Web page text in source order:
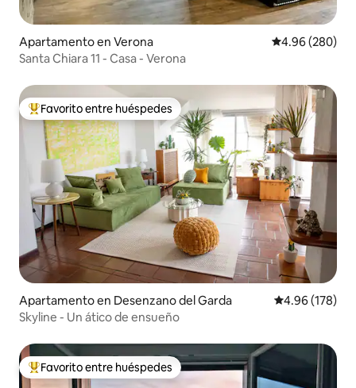
Apartamento en Verona Calificación
4.96 (280)
Santa Chiara 11 - Casa - Verona
Favorito entre huéspedes preferido
Favorito entre huéspedes
Apartamento en Desenzano del Garda Calificación
4.96 (178)
Skyline - Un ático de ensueño
Favorito entre huéspedes preferido
Favorito entre huéspedes